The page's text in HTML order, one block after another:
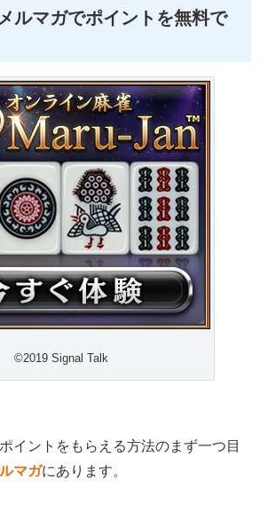
ルマガでポイントを無料で
©2019 Signal Talk
イントをもらえる方法のまず一つ目
マガにあります。